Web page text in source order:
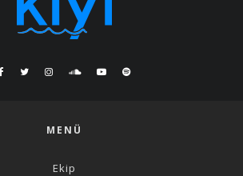
MENÜ
Ekip